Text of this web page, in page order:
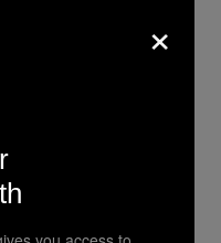
Cinco (Sede A:
Calle 45 # 14-43)
enero con su
del
×